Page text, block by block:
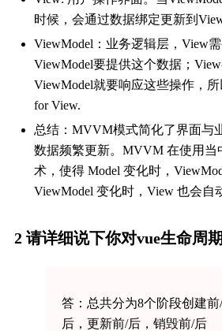
时候，会通过数据绑定更新到
ViewModel：业务逻辑层，View需
ViewModel要提供这个数据；View
ViewModel就要响应这些操作，
for View.
总结：MVVM模式简化了界面与
数据频繁更新。MVVM 在使用当
术，使得 Model 变化时，
ViewModel 变化时，View 也会自
2 请详细说下你对vue生命周
答：总共分为8个阶段创建
后，更新前/后，销毁前/后